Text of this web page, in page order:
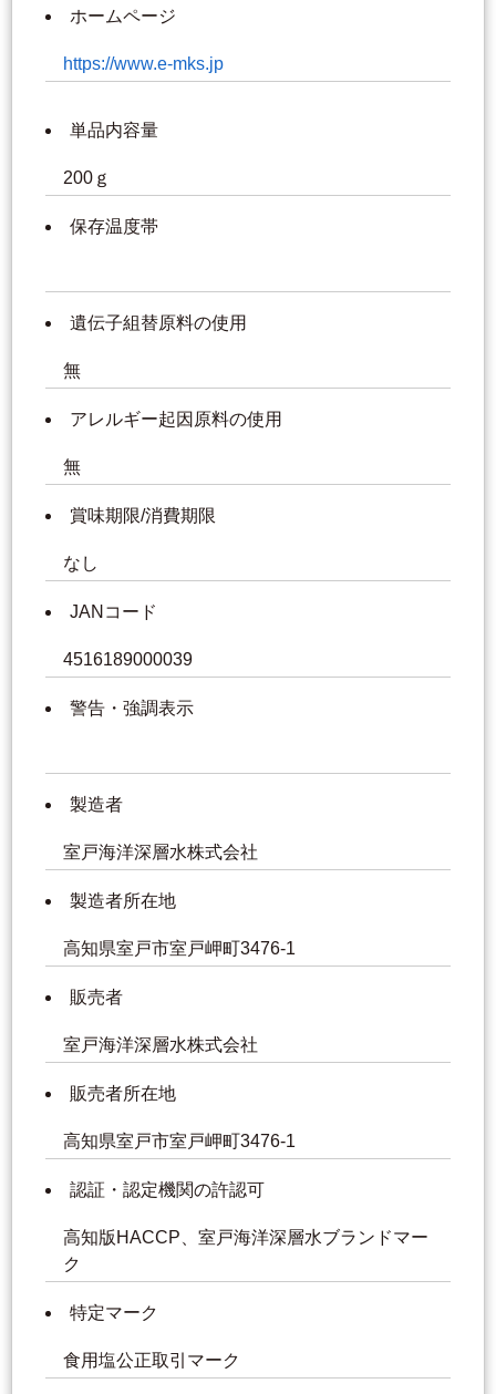
ホームページ
https://www.e-mks.jp
単品内容量
200ｇ
保存温度帯
遺伝子組替原料の使用
無
アレルギー起因原料の使用
無
賞味期限/消費期限
なし
JANコード
4516189000039
警告・強調表示
製造者
室戸海洋深層水株式会社
製造者所在地
高知県室戸市室戸岬町3476-1
販売者
室戸海洋深層水株式会社
販売者所在地
高知県室戸市室戸岬町3476-1
認証・認定機関の許認可
高知版HACCP、室戸海洋深層水ブランドマー
ク
特定マーク
食用塩公正取引マーク